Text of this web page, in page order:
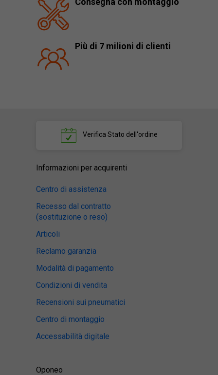
Più di 7 milioni di clienti
Verifica Stato dell'ordine
Informazioni per acquirenti
Centro di assistenza
Recesso dal contratto
(sostituzione o reso)
Articoli
Reclamo garanzia
Modalità di pagamento
Condizioni di vendita
Recensioni sui pneumatici
Centro di montaggio
Accessabilità digitale
Oponeo